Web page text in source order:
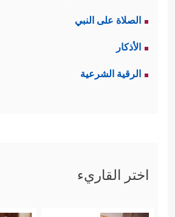
الصلاة على النبي
الأذكار
الرقية الشرعية
اختر القاريء